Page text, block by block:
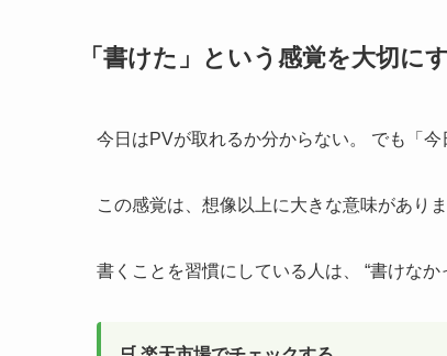
「書けた」という感覚を大切に
今日はPVが取れるか分からない。 でも「今
この感覚は、想像以上に大きな意味がありま
書くことを習慣にしている人は、 “書けなか